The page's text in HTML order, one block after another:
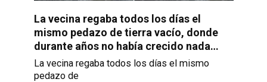
La vecina regaba todos los días el
mismo pedazo de tierra vacío, donde
durante años no había crecido nada…
La vecina regaba todos los días el mismo
pedazo de